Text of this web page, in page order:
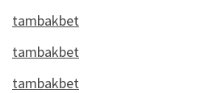
tambakbet
tambakbet
tambakbet